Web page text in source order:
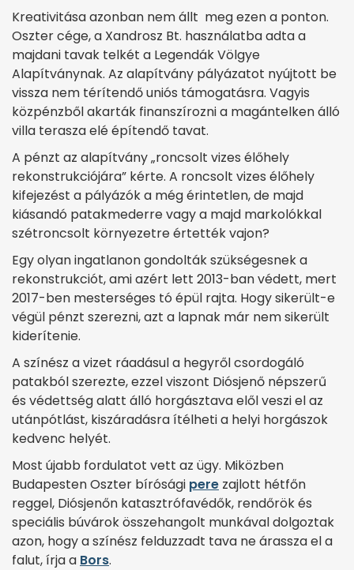
Kreativitása azonban nem állt meg ezen a ponton.
Oszter cége, a Xandrosz Bt. használatba adta a
majdani tavak telkét a Legendák Völgye
Alapítványnak. Az alapítvány pályázatot nyújtott be
vissza nem térítendő uniós támogatásra. Vagyis
közpénzből akarták finanszírozni a magántelken álló
villa terasza elé építendő tavat.
A pénzt az alapítvány „roncsolt vizes élőhely
rekonstrukciójára” kérte. A roncsolt vizes élőhely
kifejezést a pályázók a még érintetlen, de majd
kiásandó patakmederre vagy a majd markolókkal
szétroncsolt környezetre értették vajon?
Egy olyan ingatlanon gondolták szükségesnek a
rekonstrukciót, ami azért lett 2013-ban védett, mert
2017-ben mesterséges tó épül rajta. Hogy sikerült-e
végül pénzt szerezni, azt a lapnak már nem sikerült
kiderítenie.
A színész a vizet ráadásul a hegyről csordogáló
patakból szerezte, ezzel viszont Diósjenő népszerű
és védettség alatt álló horgásztava elől veszi el az
utánpótlást, kiszáradásra ítélheti a helyi horgászok
kedvenc helyét.
Most újabb fordulatot vett az ügy. Miközben
Budapesten Oszter bírósági pere zajlott hétfőn
reggel, Diósjenőn katasztrófavédők, rendőrök és
speciális búvárok összehangolt munkával dolgoztak
azon, hogy a színész felduzzadt tava ne árassza el a
falut, írja a Bors.